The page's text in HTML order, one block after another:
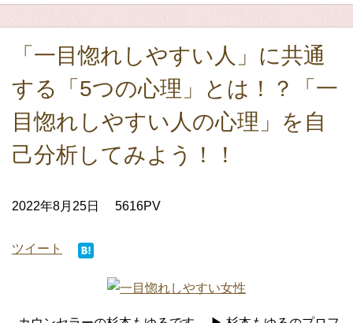
「一目惚れしやすい人」に共通
する「5つの心理」とは！？「一
目惚れしやすい人の心理」を自
己分析してみよう！！
2022年8月25日 5616PV
ツイート